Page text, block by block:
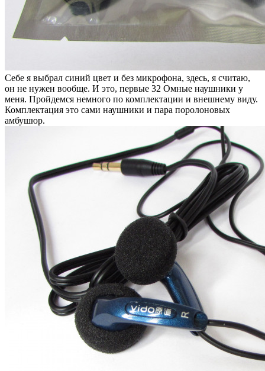
Себе я выбрал синий цвет и без микрофона, здесь, я считаю,
он не нужен вообще. И это, первые 32 Омные наушники у
меня. Пройдемся немного по комплектации и внешнему виду.
Комплектация это сами наушники и пара поролоновых
амбушюр.